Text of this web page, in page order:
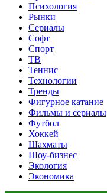
Психология
Рынки
Сериалы
Софт
Спорт
ТВ
Теннис
Технологии
Тренды
Фигурное катание
Фильмы и сериалы
Футбол
Хоккей
Шахматы
Шоу-бизнес
Экология
Экономика